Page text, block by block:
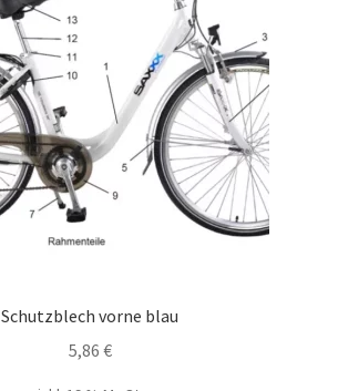
Schutzblech vorne blau
5,86 €